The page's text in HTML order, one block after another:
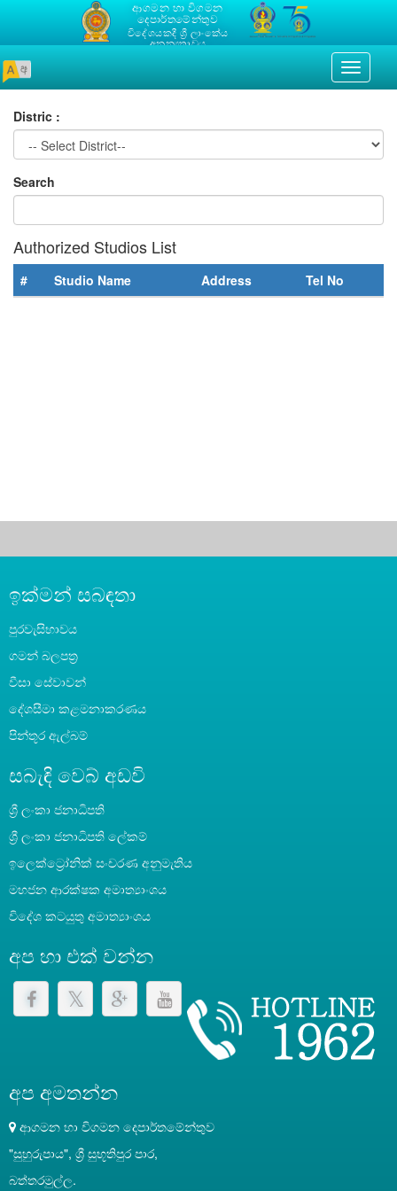
ආගමන හා විගමන
දෙපාර්තමේන්තුව
විදේශයකදී ශ්‍රී ලාංකේය
අනන්‍යතාවය
Toggle
Distric :
Search
Authorized Studios List
# Studio Name Address Tel No
ඉක්මන් සබඳතා
පුරවැසිභාවය
ගමන් බලපත්‍ර
වීසා සේවාවන්
දේශසීමා කළමනාකරණය
පින්තූර ඇල්බම්
සබැඳි වෙබ් අඩවි
ශ්‍රී ලංකා ජනාධිපති
‍ශ්‍රී ලංකා ජනාධිපති ලේකම්
ඉලෙක්ට්‍රෝනික් සංචරණ අනුමැතිය
මහජන ආරක්ෂක අමාත්‍යාංශය
විදේශ කටයුතු අමාත්‍යාංශය
අප හා එක් වන්න
අප අමතන්න
ආගමන හා විගමන දෙපාර්තමේන්තුව
"සුහුරුපාය", ශ්‍රී සුභූතිපුර පාර,
බත්තරමුල්ල.